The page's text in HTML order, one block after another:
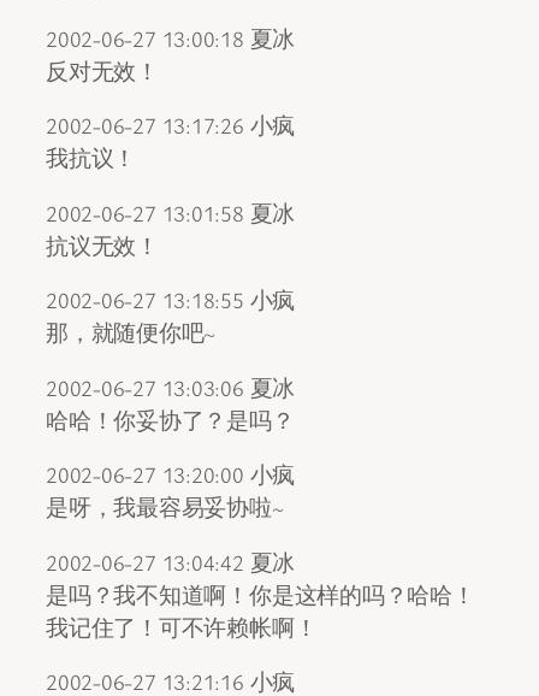
2002-06-27 13:00:18 夏冰
反对无效！
2002-06-27 13:17:26 小疯
我抗议！
2002-06-27 13:01:58 夏冰
抗议无效！
2002-06-27 13:18:55 小疯
那，就随便你吧~
2002-06-27 13:03:06 夏冰
哈哈！你妥协了？是吗？
2002-06-27 13:20:00 小疯
是呀，我最容易妥协啦~
2002-06-27 13:04:42 夏冰
是吗？我不知道啊！你是这样的吗？哈哈！
我记住了！可不许赖帐啊！
2002-06-27 13:21:16 小疯